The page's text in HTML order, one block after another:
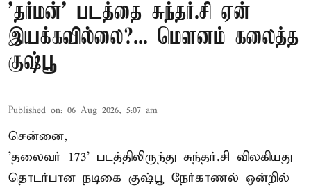
'தர்மன்' படத்தை சுந்தர்.சி ஏன்
இயக்கவில்லை?... மௌனம் கலைத்த
குஷ்பூ
Published on: 06 Aug 2026, 5:07 am
சென்னை,
'தலைவர் 173' படத்திலிருந்து சுந்தர்.சி விலகியது
தொடர்பான நடிகை குஷ்பூ நேர்காணல் ஒன்றில்